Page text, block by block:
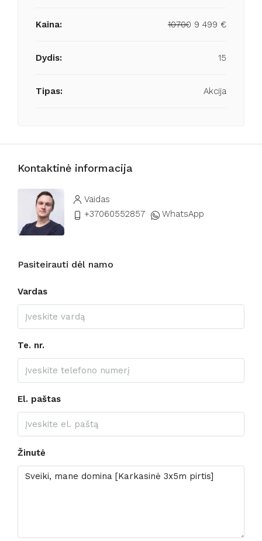
Kaina: 10700 9 499 €
Dydis: 15
Tipas: Akcija
Kontaktinė informacija
Vaidas
+37060552857
WhatsApp
Pasiteirauti dėl namo
Vardas
Te. nr.
El. paštas
Žinutė